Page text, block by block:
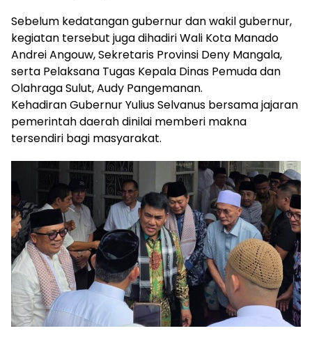
Sebelum kedatangan gubernur dan wakil gubernur,
kegiatan tersebut juga dihadiri Wali Kota Manado
Andrei Angouw, Sekretaris Provinsi Deny Mangala,
serta Pelaksana Tugas Kepala Dinas Pemuda dan
Olahraga Sulut, Audy Pangemanan.
Kehadiran Gubernur Yulius Selvanus bersama jajaran
pemerintah daerah dinilai memberi makna
tersendiri bagi masyarakat.